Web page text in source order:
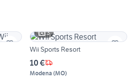
3
Wii Sports Resort
10 €
Modena (MO)